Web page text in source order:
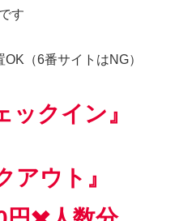
す
（6番サイトはNG）
クイン』
アウト』